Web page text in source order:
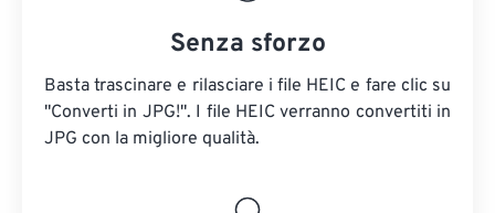
Senza sforzo
Basta trascinare e rilasciare i file HEIC e fare clic su
"Converti in JPG!". I file HEIC verranno convertiti in
JPG con la migliore qualità.